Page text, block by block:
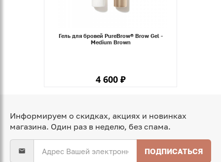
Гель для бровей PureBrow® Brow Gel -
Medium Brown
4 600 ₽
Информируем о скидках, акциях и новинках
магазина. Один раз в неделю, без спама.
ПОДПИСАТЬСЯ